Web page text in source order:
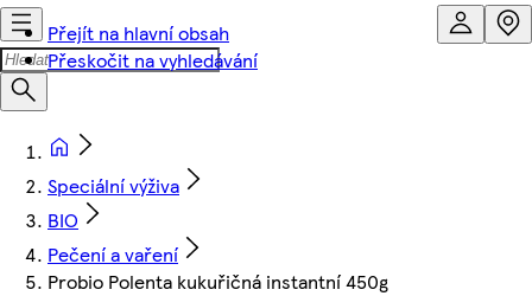
Přejít na hlavní obsah
Přeskočit na vyhledávání
Speciální výživa
BIO
Pečení a vaření
Probio Polenta kukuřičná instantní 450g